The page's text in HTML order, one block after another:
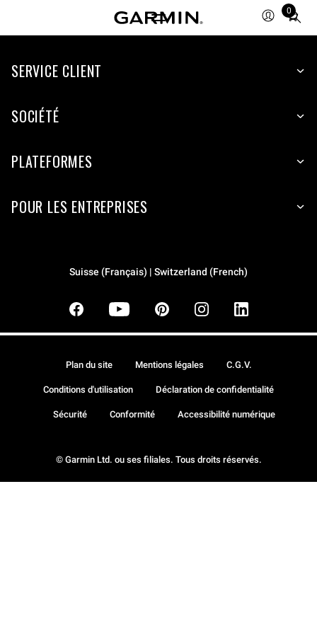
0
Total
items
cart:
SERVICE CLIENT
SOCIÉTÉ
PLATEFORMES
POUR LES ENTREPRISES
Suisse (Français) | Switzerland (French)
© Garmin Ltd. ou ses filiales. Tous droits réservés.
Plan du site Mentions légales C.G.V.
Conditions d'utilisation Déclaration de confidentialité
Sécurité Conformité Accessibilité numérique